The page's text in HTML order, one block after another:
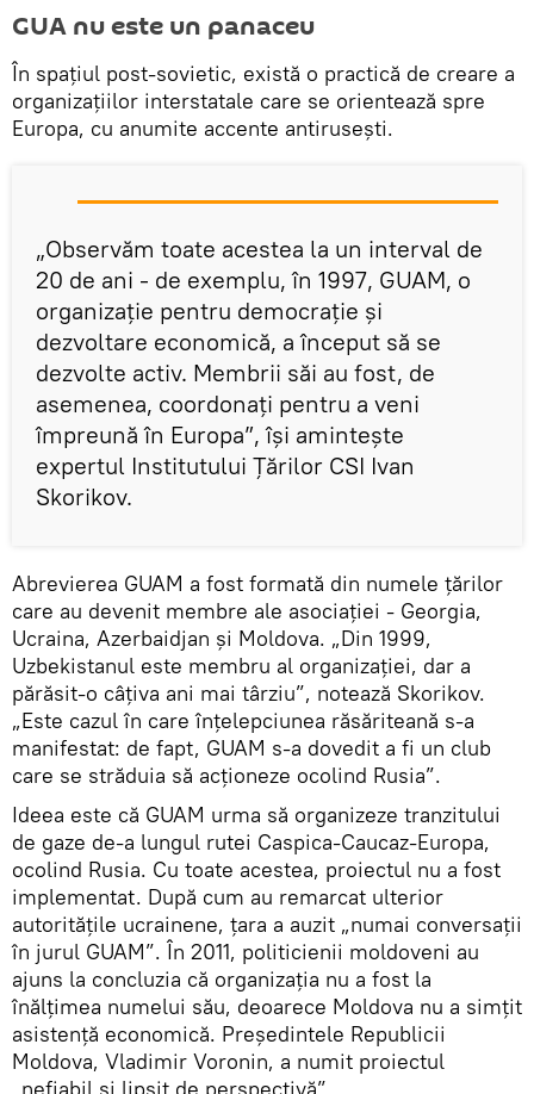
GUA nu este un panaceu
În spațiul post-sovietic, există o practică de creare a
organizațiilor interstatale care se orientează spre
Europa, cu anumite accente antirusești.
„Observăm toate acestea la un interval de
20 de ani - de exemplu, în 1997, GUAM, o
organizație pentru democrație și
dezvoltare economică, a început să se
dezvolte activ. Membrii săi au fost, de
asemenea, coordonați pentru a veni
împreună în Europa”, își amintește
expertul Institutului Țărilor CSI Ivan
Skorikov.
Abrevierea GUAM a fost formată din numele țărilor
care au devenit membre ale asociației - Georgia,
Ucraina, Azerbaidjan și Moldova. „Din 1999,
Uzbekistanul este membru al organizației, dar a
părăsit-o câțiva ani mai târziu”, notează Skorikov.
„Este cazul în care înțelepciunea răsăriteană s-a
manifestat: de fapt, GUAM s-a dovedit a fi un club
care se străduia să acționeze ocolind Rusia”.
Ideea este că GUAM urma să organizeze tranzitului
de gaze de-a lungul rutei Caspica-Caucaz-Europa,
ocolind Rusia. Cu toate acestea, proiectul nu a fost
implementat. După cum au remarcat ulterior
autoritățile ucrainene, țara a auzit „numai conversații
în jurul GUAM”. În 2011, politicienii moldoveni au
ajuns la concluzia că organizația nu a fost la
înălțimea numelui său, deoarece Moldova nu a simțit
asistență economică. Președintele Republicii
Moldova, Vladimir Voronin, a numit proiectul
„nefiabil și lipsit de perspectivă”.